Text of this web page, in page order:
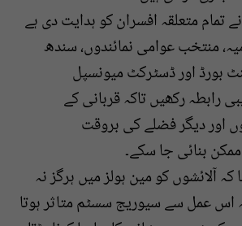
متعلقہ افسران کو ہدایت دی ہے
منتخب عوامی نمائندوں، سندھ
بورڈ اور ڈسٹرکٹ میونسپل
رابطہ رکھیں تاکہ قربانی کے
اور دیگر فضلے کی بروقت
بنائی جا سکے۔
کہ آلائشوں کو مین ہولز میں ہرگز نہ
اس عمل سے سیوریج سسٹم متاثر ہوتا